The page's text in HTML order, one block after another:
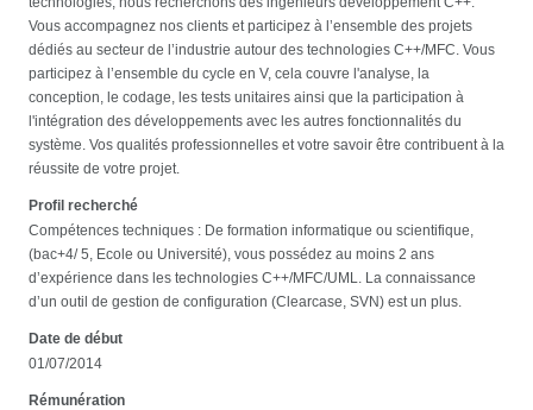
Vous accompagnez nos clients et participez à l’ensemble des projets
dédiés au secteur de l’industrie autour des technologies C++/MFC. Vous
participez à l’ensemble du cycle en V, cela couvre l'analyse, la
conception, le codage, les tests unitaires ainsi que la participation à
l'intégration des développements avec les autres fonctionnalités du
système. Vos qualités professionnelles et votre savoir être contribuent à la
réussite de votre projet.
Profil recherché
Compétences techniques : De formation informatique ou scientifique,
(bac+4/ 5, Ecole ou Université), vous possédez au moins 2 ans
d’expérience dans les technologies C++/MFC/UML. La connaissance
d’un outil de gestion de configuration (Clearcase, SVN) est un plus.
Date de début
01/07/2014
Rémunération